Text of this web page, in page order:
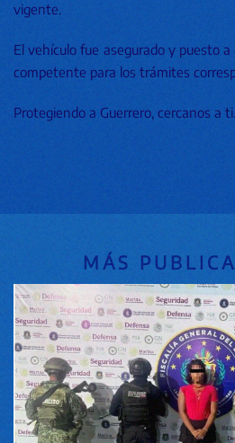
vigente.
El vehículo fue asegurado y puesto
competente para los trámites
Protegiendo a Guerrero, cercanos a ti.
MÁS